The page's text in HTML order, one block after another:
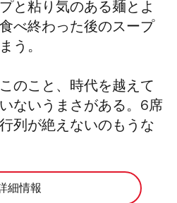
と粘り気のある麺とよ
べ終わった後のスープ
う。
のこと、時代を越えて
ないうまさがある。6席
列が絶えないのもうな
細情報